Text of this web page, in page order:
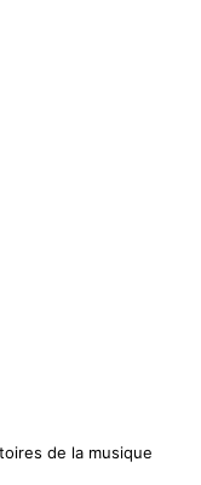
de la musique